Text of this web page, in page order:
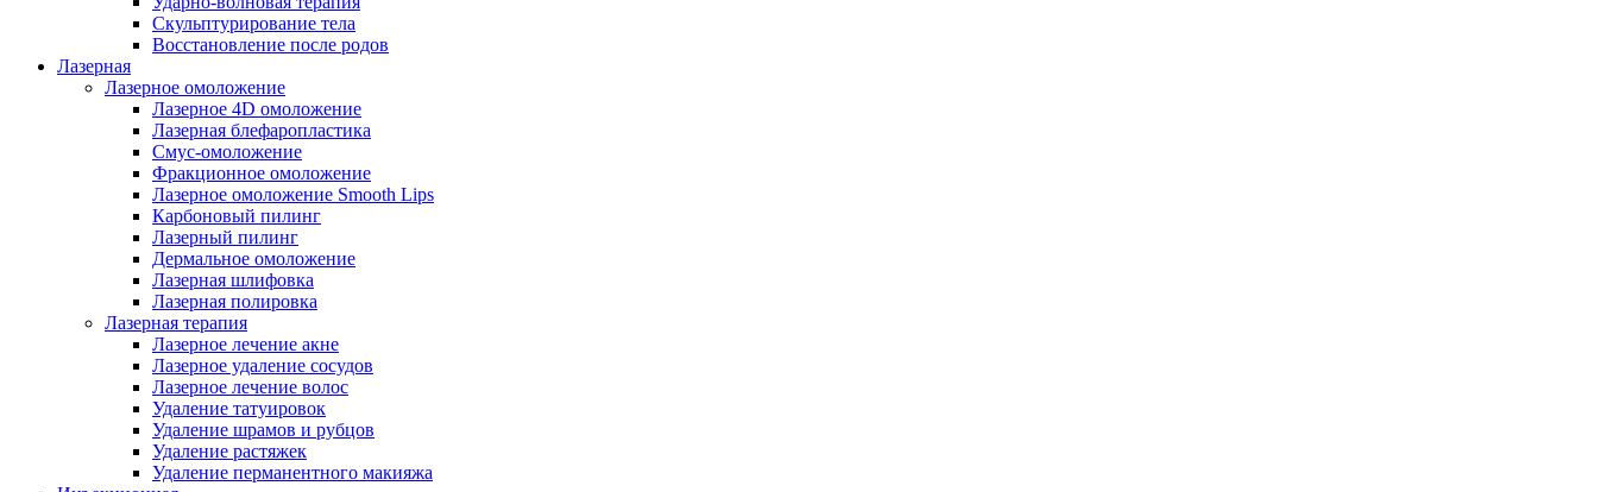
Скульптурирование тела
Восстановление после родов
Лазерная
Лазерное омоложение
Лазерное 4D омоложение
Лазерная блефаропластика
Смус-омоложение
Фракционное омоложение
Лазерное омоложение Smooth Lips
Карбоновый пилинг
Лазерный пилинг
Дермальное омоложение
Лазерная шлифовка
Лазерная полировка
Лазерная терапия
Лазерное лечение акне
Лазерное удаление сосудов
Лазерное лечение волос
Удаление татуировок
Удаление шрамов и рубцов
Удаление растяжек
Удаление перманентного макияжа